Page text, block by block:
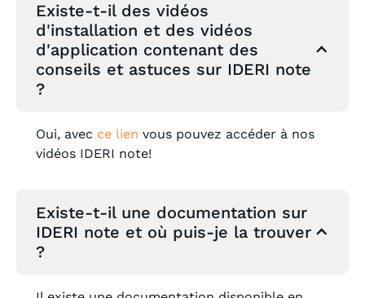
Existe-t-il des vidéos
d'installation et des vidéos
d'application contenant des
conseils et astuces sur IDERI note
?
Oui, avec ce lien vous pouvez accéder à nos
vidéos IDERI note!
Existe-t-il une documentation sur
IDERI note et où puis-je la trouver
?